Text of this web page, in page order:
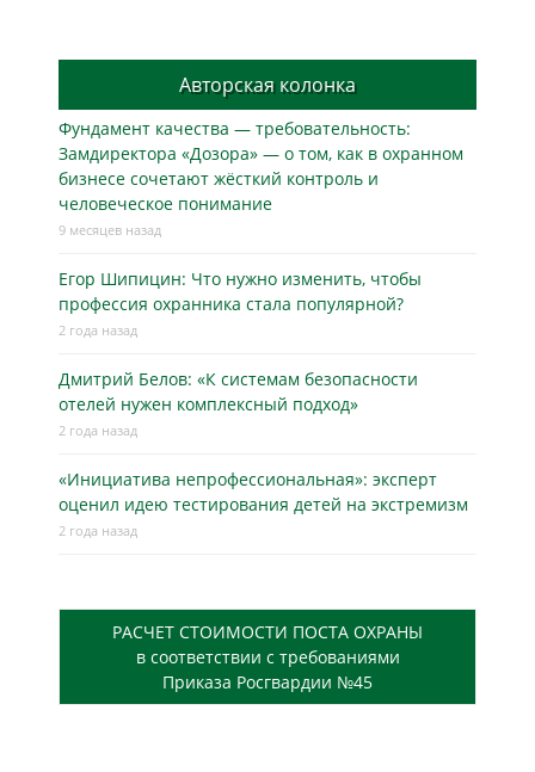
Авторская колонка
Фундамент качества — требовательность:
Замдиректора «Дозора» — о том, как в охранном
бизнесe сочетают жёсткий контроль и
человеческое понимание
9 месяцев назад
Егор Шипицин: Что нужно изменить, чтобы
профессия охранника стала популярной?
2 года назад
Дмитрий Белов: «К системам безопасности
отелей нужен комплексный подход»
2 года назад
«Инициатива непрофессиональная»: эксперт
оценил идею тестирования детей на экстремизм
2 года назад
РАСЧЕТ СТОИМОСТИ ПОСТА ОХРАНЫ
в соответствии с требованиями
Приказа Росгвардии №45